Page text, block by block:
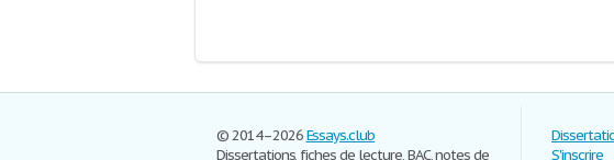
© 2014–2026Essays.club
Dissertations, fiches de lecture, BAC, notes de
S'inscrire